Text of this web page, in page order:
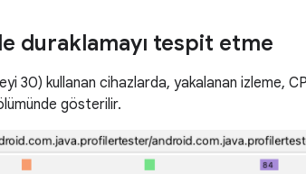
duraklamayı tespit etme
30) kullanan cihazlarda, yakalanan izleme,
gösterilir.